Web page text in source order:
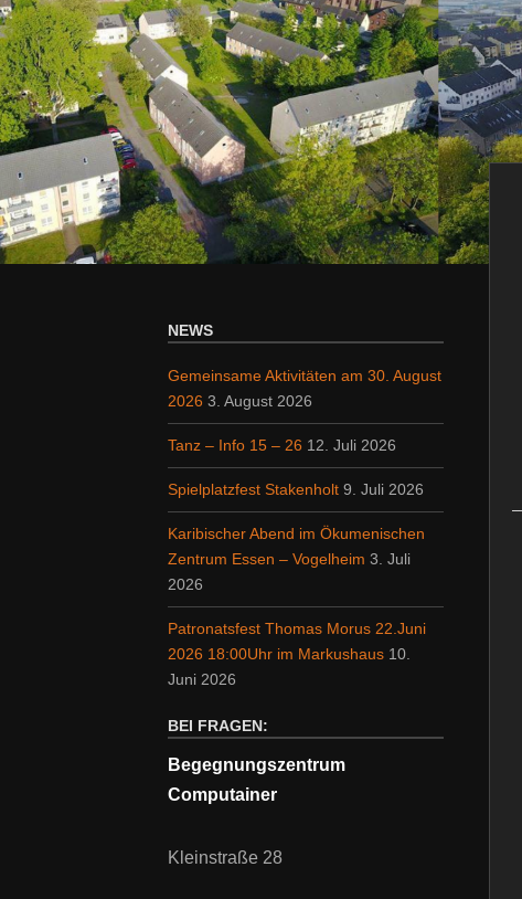
NEWS
Gemeinsame Aktivitäten am 30. August
2026 3. August 2026
Tanz – Info 15 – 26 12. Juli 2026
Spielplatzfest Stakenholt 9. Juli 2026
Karibischer Abend im Ökumenischen
Zentrum Essen – Vogelheim 3. Juli
2026
Patronatsfest Thomas Morus 22.Juni
2026 18:00Uhr im Markushaus 10.
Juni 2026
BEI FRAGEN:
Begegnungszentrum
Computainer
Kleinstraße 28